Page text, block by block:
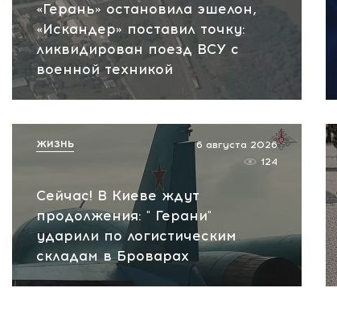
«Герань» остановила эшелон,
«Искандер» поставил точку:
ликвидирован поезд ВСУ с
военной техникой
Сейчас! В Киеве ждут
продолжения: " Герани"
ударили по логистическим
складам в Броварах
6 августа 2026
124
ЖИЗНЬ